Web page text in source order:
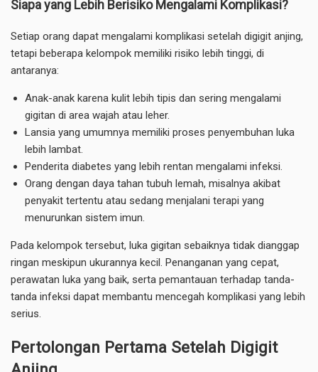
Siapa yang Lebih Berisiko Mengalami Komplikasi?
Setiap orang dapat mengalami komplikasi setelah digigit anjing,
tetapi beberapa kelompok memiliki risiko lebih tinggi, di
antaranya:
Anak-anak karena kulit lebih tipis dan sering mengalami
gigitan di area wajah atau leher.
Lansia yang umumnya memiliki proses penyembuhan luka
lebih lambat.
Penderita diabetes yang lebih rentan mengalami infeksi.
Orang dengan daya tahan tubuh lemah, misalnya akibat
penyakit tertentu atau sedang menjalani terapi yang
menurunkan sistem imun.
Pada kelompok tersebut, luka gigitan sebaiknya tidak dianggap
ringan meskipun ukurannya kecil. Penanganan yang cepat,
perawatan luka yang baik, serta pemantauan terhadap tanda-
tanda infeksi dapat membantu mencegah komplikasi yang lebih
serius.
Pertolongan Pertama Setelah Digigit